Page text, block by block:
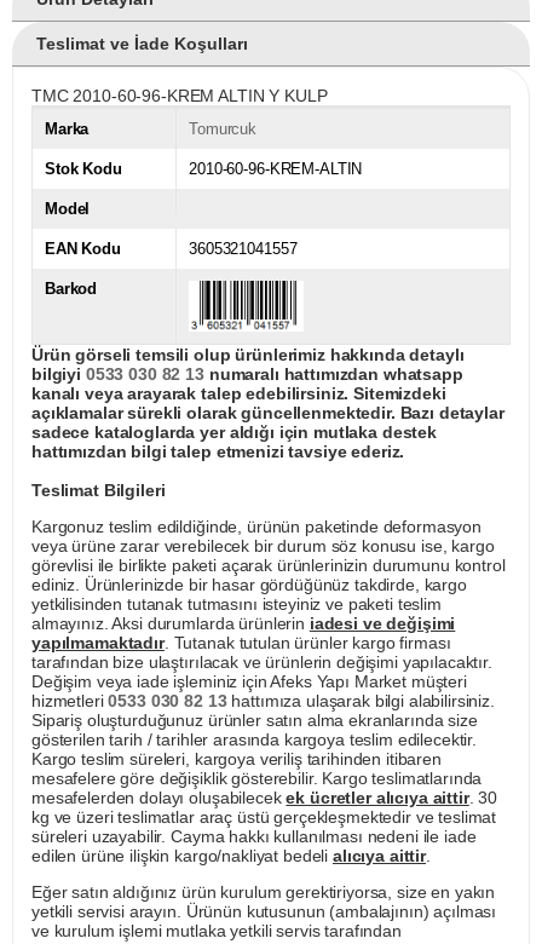
Teslimat ve İade Koşulları
TMC 2010-60-96-KREM ALTIN Y KULP
Marka Tomurcuk
Stok Kodu 2010-60-96-KREM-ALTIN
Model
EAN Kodu 3605321041557
Barkod
Ürün görseli temsili olup ürünlerimiz hakkında detaylı
bilgiyi 0533 030 82 13numaralı hattımızdan whatsapp
kanalı veya arayarak talep edebilirsiniz. Sitemizdeki
açıklamalar sürekli olarak güncellenmektedir. Bazı detaylar
sadece kataloglarda yer aldığı için mutlaka destek
hattımızdan bilgi talep etmenizi tavsiye ederiz.
Teslimat Bilgileri
Kargonuz teslim edildiğinde, ürünün paketinde deformasyon
veya ürüne zarar verebilecek bir durum söz konusu ise, kargo
görevlisi ile birlikte paketi açarak ürünlerinizin durumunu kontrol
ediniz. Ürünlerinizde bir hasar gördüğünüz takdirde, kargo
yetkilisinden tutanak tutmasını isteyiniz ve paketi teslim
almayınız. Aksi durumlarda ürünlerin iadesi ve değişimi
yapılmamaktadır. Tutanak tutulan ürünler kargo firması
tarafından bize ulaştırılacak ve ürünlerin değişimi yapılacaktır.
Değişim veya iade işleminiz için Afeks Yapı Market müşteri
hizmetleri0533 030 82 13hattımıza ulaşarak bilgi alabilirsiniz.
Sipariş oluşturduğunuz ürünler satın alma ekranlarında size
gösterilen tarih / tarihler arasında kargoya teslim edilecektir.
Kargo teslim süreleri, kargoya veriliş tarihinden itibaren
mesafelere göre değişiklik gösterebilir. Kargo teslimatlarında
mesafelerden dolayı oluşabilecekek ücretler alıcıya aittir. 30
kg ve üzeri teslimatlar araç üstü gerçekleşmektedir ve teslimat
süreleri uzayabilir. Cayma hakkı kullanılması nedeni ile iade
edilen ürüne ilişkin kargo/nakliyat bedeli alıcıya aittir.
Eğer satın aldığınız ürün kurulum gerektiriyorsa, size en yakın
yetkili servisi arayın. Ürünün kutusunun (ambalajının) açılması
ve kurulum işlemi mutlaka yetkili servis tarafından